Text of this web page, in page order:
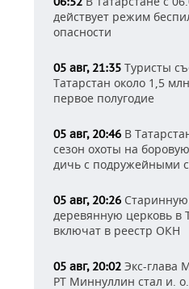
действует режим
опасности
05 авг, 21:35 Туристы
Татарстан около 1,5
первое полугодие
05 авг, 20:46 В
сезон охоты на
дичь с подружейными
05 авг, 20:26 Старинную
деревянную церковь в
включат в реестр ОКН
05 авг, 20:02 Экс-глава
РТ Миннуллин стал и.